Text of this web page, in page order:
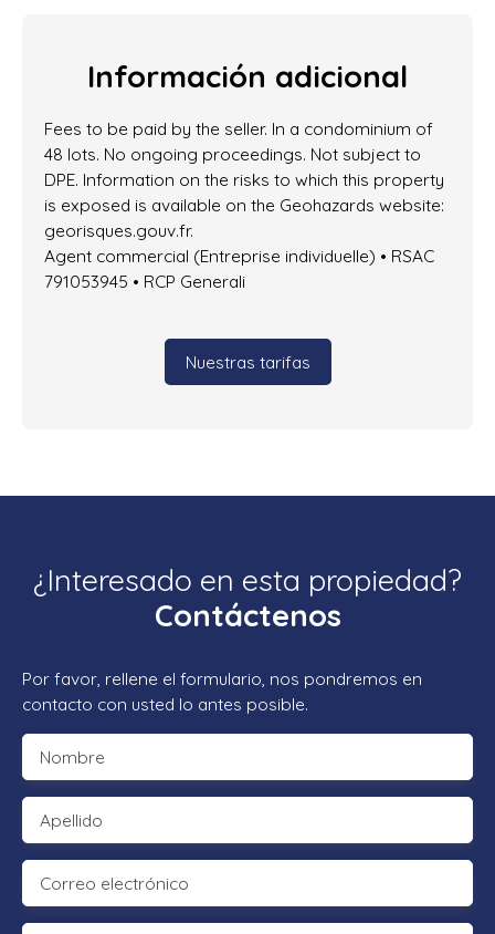
Información adicional
Fees to be paid by the seller. In a condominium of
48 lots. No ongoing proceedings. Not subject to
DPE. Information on the risks to which this property
is exposed is available on the Geohazards website:
georisques.gouv.fr.
Agent commercial (Entreprise individuelle) • RSAC
791053945 • RCP Generali
Nuestras tarifas
¿Interesado en esta propiedad?
Contáctenos
Por favor, rellene el formulario, nos pondremos en
contacto con usted lo antes posible.
Nombre
Apellido
Correo electrónico